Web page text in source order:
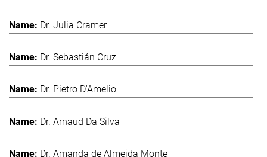
Dr. Julia Cramer
Dr. Sebastián Cruz
Dr. Pietro D'Amelio
Dr. Arnaud Da Silva
Dr. Amanda de Almeida Monte